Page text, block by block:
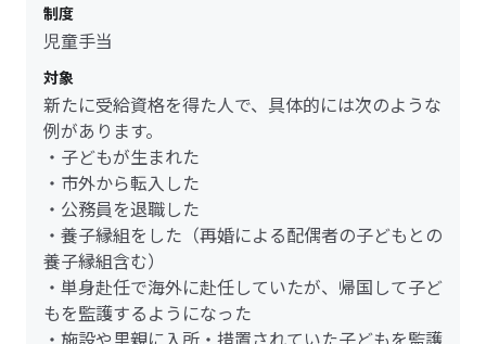
制度
児童手当
対象
新たに受給資格を得た人で、具体的には次のような
例があります。
・子どもが生まれた
・市外から転入した
・公務員を退職した
・養子縁組をした（再婚による配偶者の子どもとの
養子縁組含む）
・単身赴任で海外に赴任していたが、帰国して子ど
もを監護するようになった
・施設や里親に入所・措置されていた子どもを監護